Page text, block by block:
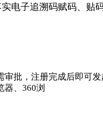
电子追溯码赋码、
批，注册完成后即可发
器、360浏